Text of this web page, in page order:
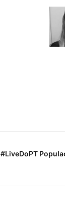
#LiveDoPT